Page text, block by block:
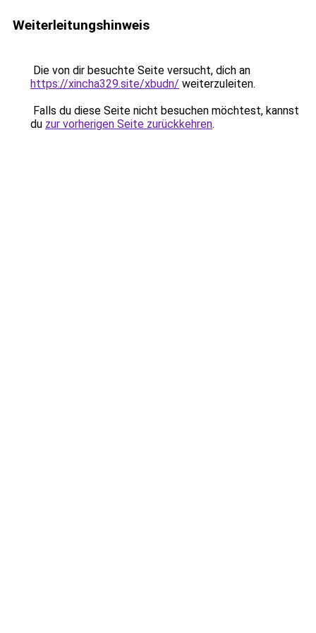
Weiterleitungshinweis
Die von dir besuchte Seite versucht, dich an
https://xincha329.site/xbudn/ weiterzuleiten.
Falls du diese Seite nicht besuchen möchtest, kannst
du zur vorherigen Seite zurückkehren.